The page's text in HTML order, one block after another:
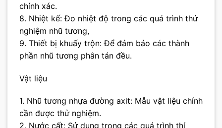
chính xác.
8. Nhiệt kế: Đo nhiệt độ trong các quá trình thử
nghiệm nhũ tương,
9. Thiết bị khuấy trộn: Để đảm bảo các thành
phần nhũ tương phân tán đều.
Vật liệu
1. Nhũ tương nhựa đường axit: Mẫu vật liệu chính
cần được thử nghiệm.
2. Nước cất: Sử dụng trong các quá trình thí